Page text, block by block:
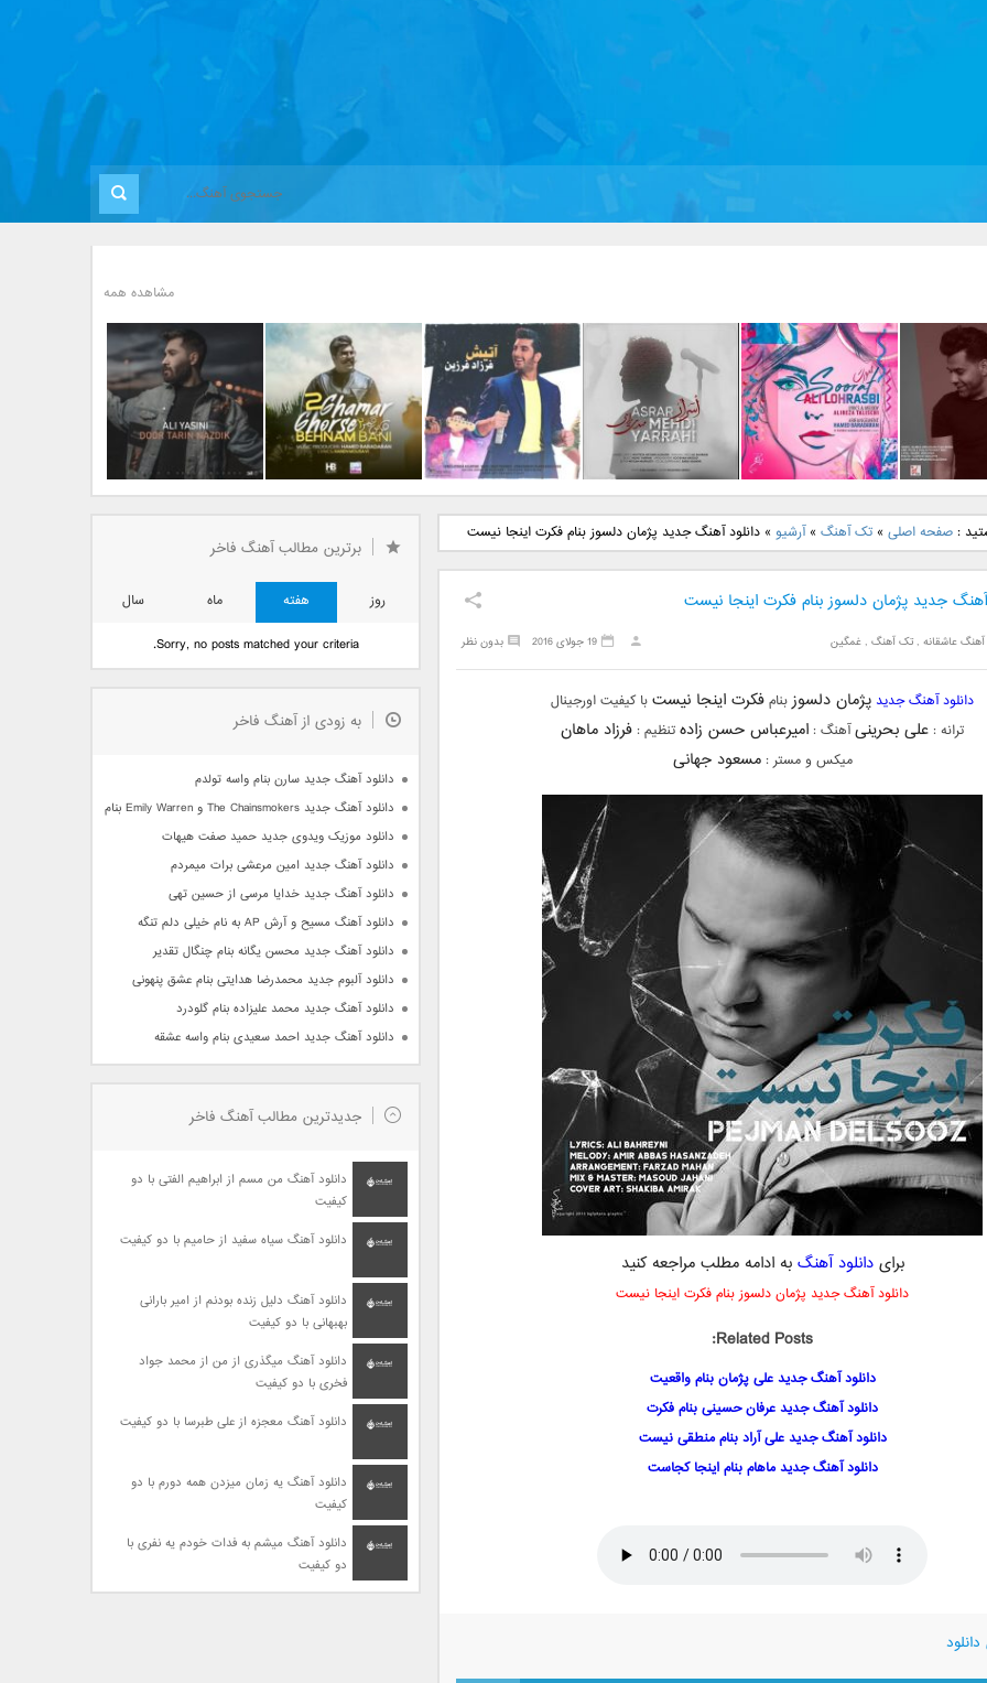
مشاهده همه
جدید رضا
نگار
دانلود آهنگ جدید علی
لهراسبی بنام صورت
دانلود آهنگ جدید مهدی
یراحی بنام اسرار
دانلود آهنگ جدید فرزاد
فرزین بنام آتیش
بانی بنام قرص قمر 2
یاسینی بنام دورترین نزدیک
:صفحه اصلی »تک آهنگ »آرشیو »دانلود آهنگ جدید پژمان دلسوز بنام فکرت اینجا نیست
آهنگ جدید پژمان دلسوز بنام فکرت اینجا نیست
آهنگ عاشقانه ,تک آهنگ ,غمگین بدون نظر 19 جولای 2016
دانلود آهنگ جدید پژمان دلسوزبنامفکرت اینجا نیستبا کیفیت اورجینال
ترانه : علی بحرینیآهنگ : امیرعباس حسن زادهتنظیم : فرزاد ماهان
میکس و مستر :مسعود جهانی
برایدانلود آهنگ به ادامه مطلب مراجعه کنید
دانلود آهنگ جدید پژمان دلسوز بنام فکرت اینجا نیست
Related Posts:
دانلود آهنگ جدید علی پژمان بنام واقعیت
دانلود آهنگ جدید عرفان حسینی بنام فکرت
دانلود آهنگ جدید علی آراد بنام منطقی نیست
دانلود آهنگ جدید ماهام بنام اینجا کجاست
برترین مطالب آهنگ فاخر
روز هفته ماه
سال
Sorry, no posts matched your criteria.
به زودی از آهنگ فاخر
دانلود آهنگ جدید سارن بنام واسه تولدم
دانلود آهنگ جدید The Chainsmokers و Emily Warren بنام Side Effects
دانلود موزیک ویدوی جدید حمید صفت هیهات
دانلود آهنگ جدید امین مرعشی برات میمردم
دانلود آهنگ جدید خدایا مرسی از حسین تهی
دانلود آهنگ مسیح و آرش AP به نام خیلی دلم تنگه
دانلود آهنگ جدید محسن یگانه بنام چنگال تقدیر
دانلود آلبوم جدید محمدرضا هدایتی بنام عشق پنهونی
دانلود آهنگ جدید محمد علیزاده بنام گلودرد
دانلود آهنگ جدید احمد سعیدی بنام واسه عشقه
جدیدترین مطالب آهنگ فاخر
دانلود آهنگ من مسم از ابراهیم الفتی با دو
کیفیت
دانلود آهنگ سیاه سفید از حامیم با دو کیفیت
دانلود آهنگ دلیل زنده بودنم از امیر بارانی
بهبهانی با دو کیفیت
دانلود آهنگ میگذری از من از محمد جواد
فخری با دو کیفیت
دانلود آهنگ معجزه از علی طبرسا با دو کیفیت
دانلود آهنگ یه زمان میزدن همه دورم با دو
کیفیت
دانلود آهنگ میشم به فدات خودم یه نفری با
دو کیفیت